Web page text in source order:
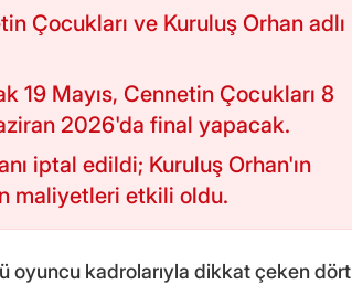
Çocukları ve Kuruluş Orhan adlı
19 Mayıs, Cennetin Çocukları 8
2026'da final yapacak.
iptal edildi; Kuruluş Orhan'ın
maliyetleri etkili oldu.
oyuncu kadrolarıyla dikkat çeken dört